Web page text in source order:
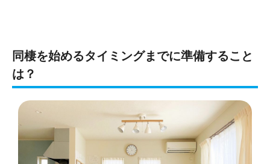
同棲を始めるタイミングまでに準備すること
は？